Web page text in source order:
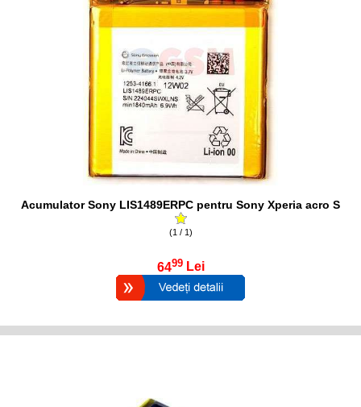
Acumulator Sony LIS1489ERPC pentru Sony Xperia acro S
(1 / 1)
6499 Lei